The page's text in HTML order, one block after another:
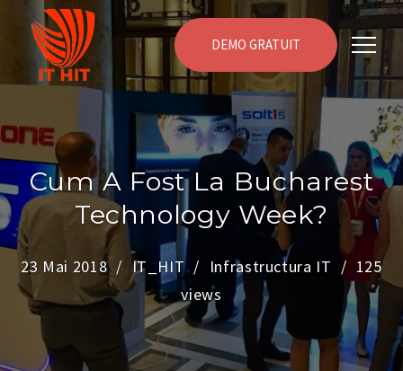
DEMO GRATUIT
Cum A Fost La Bucharest
Technology Week?
23 Mai 2018 IT_HIT Infrastructura IT
125
views